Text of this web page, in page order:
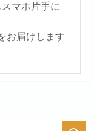
マホ片手に
お届けします